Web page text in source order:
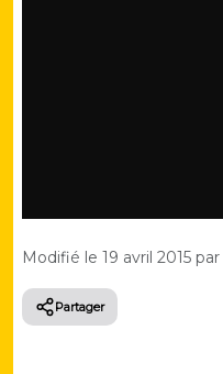
Modifié le 19 avril 2015 par
Partager